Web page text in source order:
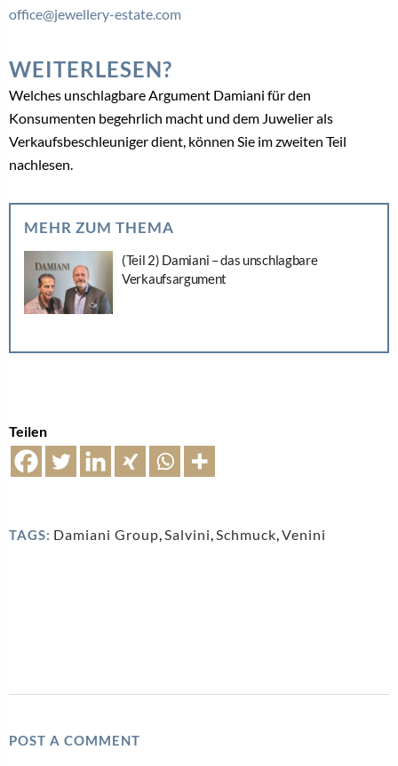
office@jewellery-estate.com
WEITERLESEN?
Welches unschlagbare Argument Damiani für den
Konsumenten begehrlich macht und dem Juwelier als
Verkaufsbeschleuniger dient, können Sie im zweiten Teil
nachlesen.
MEHR ZUM THEMA
(Teil 2) Damiani – das unschlagbare
Verkaufsargument
Teilen
TAGS: Damiani Group,Salvini,Schmuck,Venini
POST A COMMENT